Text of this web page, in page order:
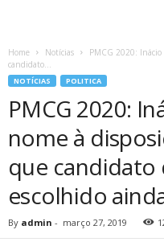
Home Notícias
PMCG 2020: Inácio
candidato...
NOTÍCIAS POLITICA
PMCG 2020:
nome à
que candidato
escolhido
By admin - março 27, 2019